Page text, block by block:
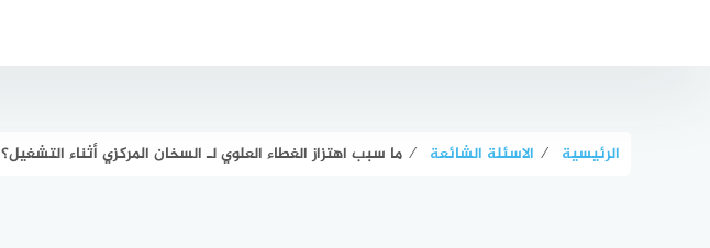
الرئيسية ⁄ الاسئلة الشائعة ⁄ ما سبب اهتزاز الغطاء العلوي لـ السخان المركزي أثناء التشغيل؟